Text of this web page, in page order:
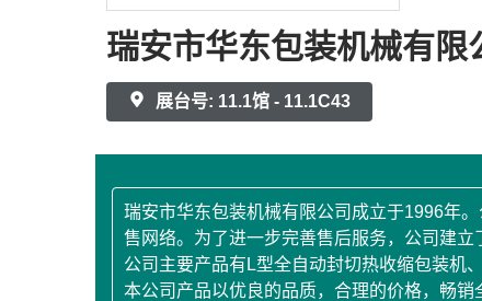
瑞安市华东包装机械有限
展台号: 11.1馆 - 11.1C43
瑞安市华东包装机械有限公司成立于1996年
售网络。为了进一步完善售后服务，公司建
公司主要产品有L型全自动封切热收缩包装机
本公司产品以优良的品质，合理的价格，畅